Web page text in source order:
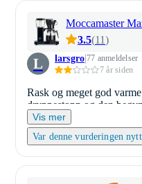
Moccamaster
3.5(11)
L larsgro 77 anmeldelser
7 år siden
Rask og meget god
dryppestopp og den
etter noen måneder og
kommer igang. Dette er
nå er det slutt på
Vis mer
Var denne vurderingen